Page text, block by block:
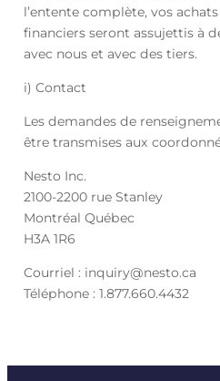
l’entente complète, vos
financiers seront assujettis à
avec nous et avec des tiers.
i) Contact
Les demandes de
être transmises aux
Nesto Inc.
2100-2200 rue Stanley
Montréal Québec
H3A 1R6
Courriel : inquiry@nesto.ca
Téléphone : 1.877.660.4432